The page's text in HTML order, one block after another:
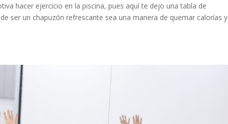
hacer ejercicio en la piscina, pues aquí te dejo una tabla de
ser un chapuzón refrescante sea una manera de quemar calorías y